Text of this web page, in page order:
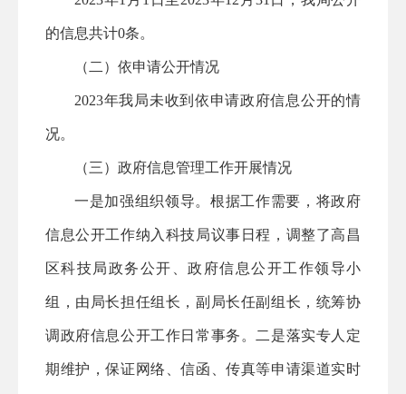
的信息共计0条。
（二）依申请公开情况
2023年我局未收到依申请政府信息公开的情
况。
（三）政府信息管理工作开展情况
一是加强组织领导。根据工作需要，将政府
信息公开工作纳入科技局议事日程， 调整了高昌
区科技局政务公开、政府信息公开工作领导小
组，由局长担任组长，副局长任副组长，统筹协
调政府信息公开工作日常事务。二是落实专人定
期维护，保证网络、信函、传真等申请渠道实时